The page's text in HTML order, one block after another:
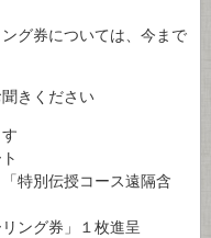
グ券については、今まで
きください
特別伝授コース遠隔含
ング券」１枚進呈